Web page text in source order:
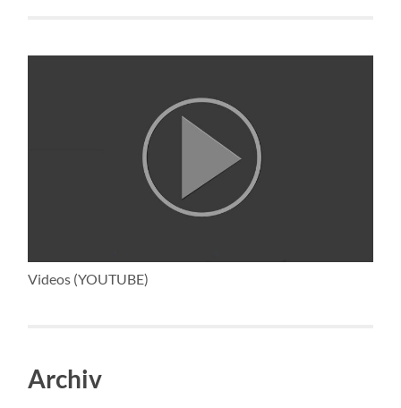
Videos (YOUTUBE)
Archiv